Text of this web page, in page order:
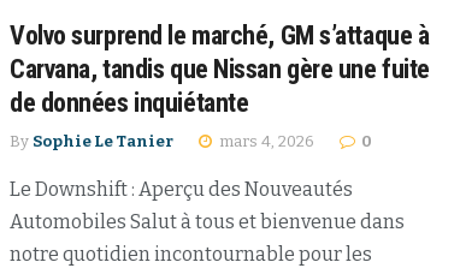
Volvo surprend le marché, GM s’attaque à
Carvana, tandis que Nissan gère une fuite
de données inquiétante
By Sophie Le Tanier mars 4, 2026 0
Le Downshift : Aperçu des Nouveautés
Automobiles Salut à tous et bienvenue dans
notre quotidien incontournable pour les